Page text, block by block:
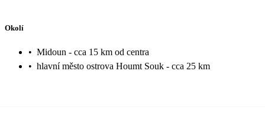
Okolí
• Midoun - cca 15 km od centra
• hlavní město ostrova Houmt Souk - cca 25 km